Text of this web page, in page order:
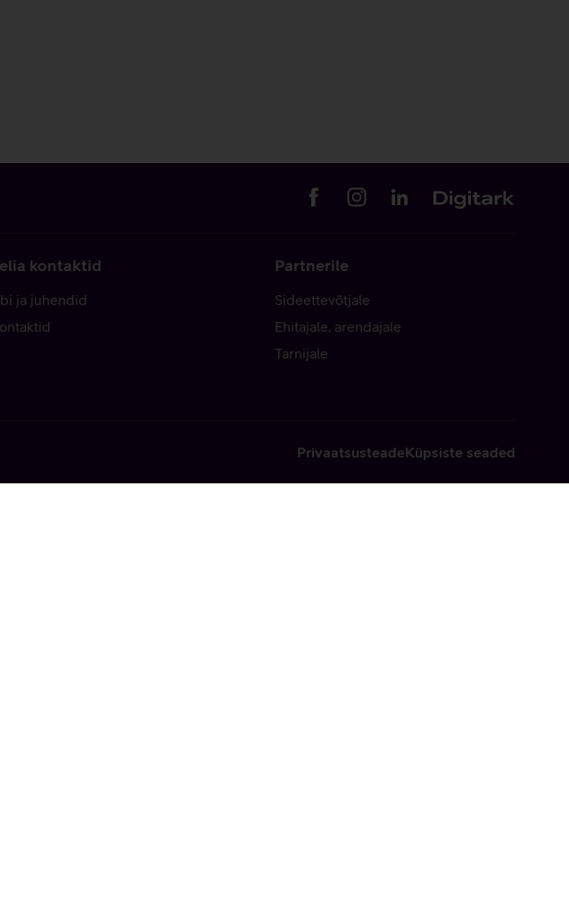
kontaktid
ja juhendid
Partnerile
Sideettevõtjale
Ehitajale, arendajale
Tarnijale
PrivaatsusteadeKüpsiste seaded